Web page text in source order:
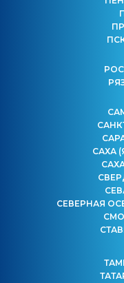
САХА
СЕВЕРНАЯ